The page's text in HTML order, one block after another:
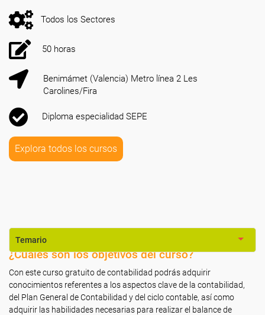
Todos los Sectores
50 horas
Benimámet (Valencia) Metro línea 2 Les
Carolines/Fira
Diploma especialidad SEPE
Explora todos los cursos
Temario
¿Cuáles son los objetivos del curso?
Con este curso gratuito de contabilidad podrás adquirir
conocimientos referentes a los aspectos clave de la contabilidad,
del Plan General de Contabilidad y del ciclo contable, así como
adquirir las habilidades necesarias para realizar el balance de